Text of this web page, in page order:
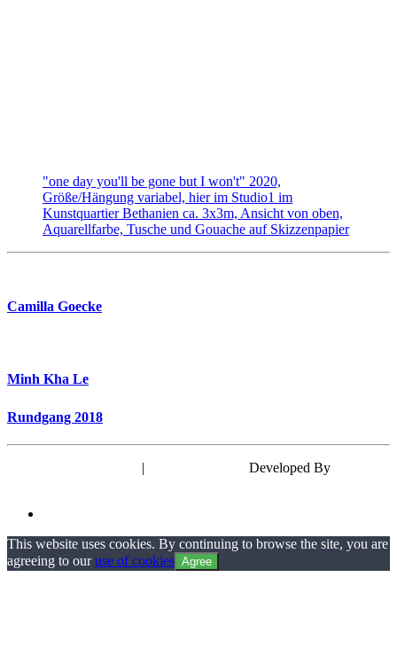
"one day you'll be gone but I won't" 2020,
Größe/Hängung variabel, hier im Studio1 im
Kunstquartier Bethanien ca. 3x3m, Ansicht von oben,
Aquarellfarbe, Tusche und Gouache auf Skizzenpapier
Camilla Goecke
Minh Kha Le
Rundgang 2018
| Developed By
This website uses cookies. By continuing to browse the site, you are
agreeing to ouruse of cookies Agree